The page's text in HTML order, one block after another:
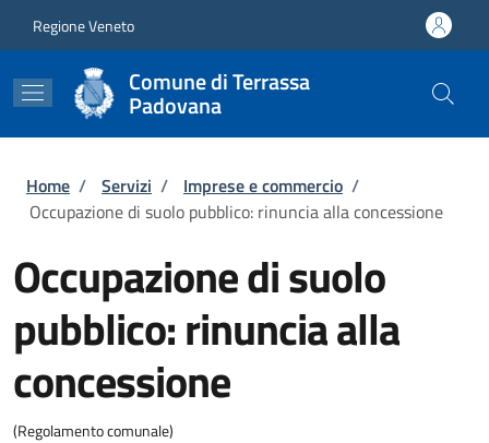
Regione Veneto
Comune di Terrassa
Padovana
Briciole di pane
Home / Servizi / Imprese e commercio /
Occupazione di suolo pubblico: rinuncia alla concessione
Occupazione di suolo
pubblico: rinuncia alla
concessione
(Regolamento comunale)